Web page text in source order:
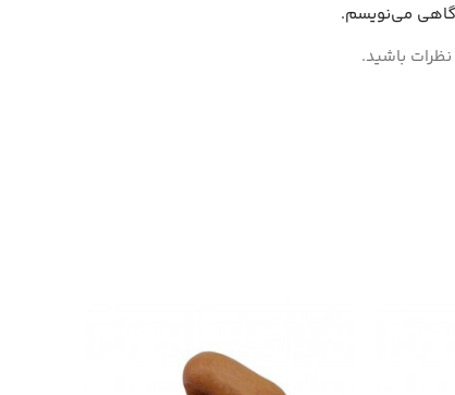
می‌نویسم.
باشید.